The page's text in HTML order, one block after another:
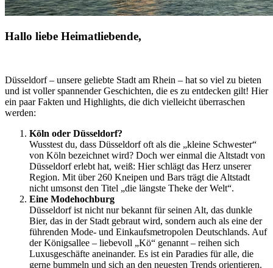
Hallo liebe Heimatliebende,
Düsseldorf – unsere geliebte Stadt am Rhein – hat so viel zu bieten
und ist voller spannender Geschichten, die es zu entdecken gilt! Hier
ein paar Fakten und Highlights, die dich vielleicht überraschen
werden:
Köln oder Düsseldorf?
Wusstest du, dass Düsseldorf oft als die „kleine Schwester“
von Köln bezeichnet wird? Doch wer einmal die Altstadt von
Düsseldorf erlebt hat, weiß: Hier schlägt das Herz unserer
Region. Mit über 260 Kneipen und Bars trägt die Altstadt
nicht umsonst den Titel „die längste Theke der Welt“.
Eine Modehochburg
Düsseldorf ist nicht nur bekannt für seinen Alt, das dunkle
Bier, das in der Stadt gebraut wird, sondern auch als eine der
führenden Mode- und Einkaufsmetropolen Deutschlands. Auf
der Königsallee – liebevoll „Kö“ genannt – reihen sich
Luxusgeschäfte aneinander. Es ist ein Paradies für alle, die
gerne bummeln und sich an den neuesten Trends orientieren.